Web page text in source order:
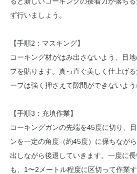
ず行いましょう。
【手順2：マスキング】
コーキング材がはみ出さないよう、目
プを貼ります。真っ直ぐ美しく仕上げ
ープは強く押さえて隙間ができないよう
【手順3：充填作業】
コーキングガンの先端を45度に切り、
ンを一定の角度（約45度）に保ちなが
出しながら後退していきます。一度に
も、1〜2メートル程度に区切って作業す